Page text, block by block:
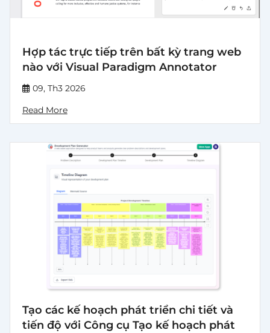
Hợp tác trực tiếp trên bất kỳ trang web
nào với Visual Paradigm Annotator
09, Th3 2026
Read More
Tạo các kế hoạch phát triển chi tiết và
tiến độ với Công cụ Tạo kế hoạch phát